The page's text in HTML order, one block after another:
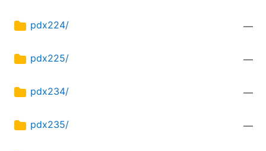
pdx224/ —
pdx225/ —
pdx234/ —
pdx235/ —